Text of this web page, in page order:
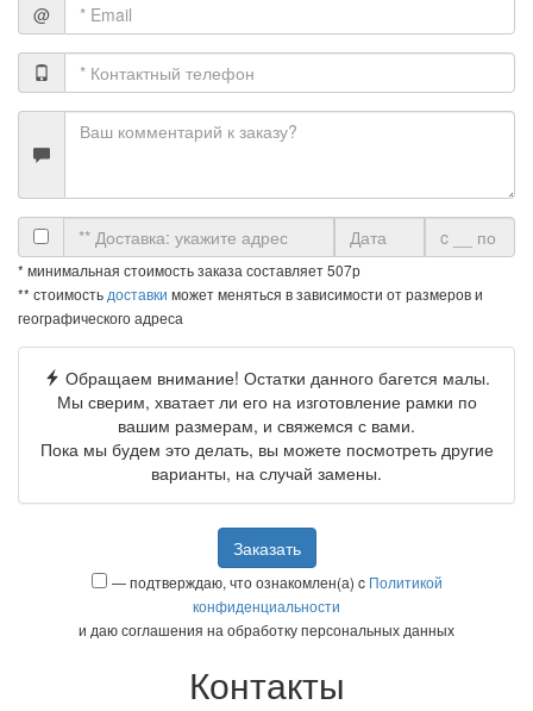
@
* минимальная стоимость заказа составляет 507р
** стоимость доставки может меняться в зависимости от размеров и
географического адреса
Обращаем внимание! Остатки данного багется малы.
Мы сверим, хватает ли его на изготовление рамки по
вашим размерам, и свяжемся с вами.
Пока мы будем это делать, вы можете посмотреть другие
варианты, на случай замены.
Заказать
— подтверждаю, что ознакомлен(а) c Политикой
конфиденциальности
и даю соглашения на обработку персональных данных
Контакты